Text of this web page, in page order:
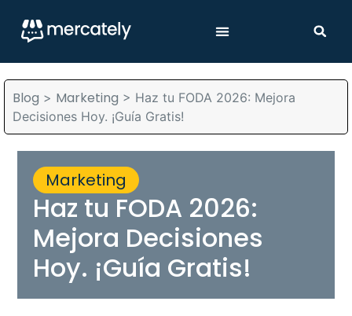
Blog > Marketing > Haz tu FODA 2026: Mejora
Decisiones Hoy. ¡Guía Gratis!
Marketing
Haz tu FODA 2026:
Mejora Decisiones
Hoy. ¡Guía Gratis!